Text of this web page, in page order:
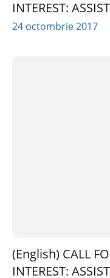
INTEREST:
24 octombrie 2017
(English) CALL
INTEREST: